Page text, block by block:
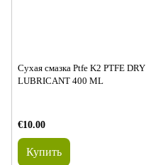
Сухая смазка Ptfe K2 PTFE DRY
LUBRICANT 400 ML
€10.00
Купить